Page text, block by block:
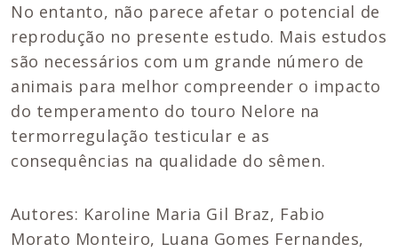
No entanto, não parece afetar o potencial de
reprodução no presente estudo. Mais estudos
são necessários com um grande número de
animais para melhor compreender o impacto
do temperamento do touro Nelore na
termorregulação testicular e as
consequências na qualidade do sêmen.
Autores: Karoline Maria Gil Braz, Fabio
Morato Monteiro, Luana Gomes Fernandes,